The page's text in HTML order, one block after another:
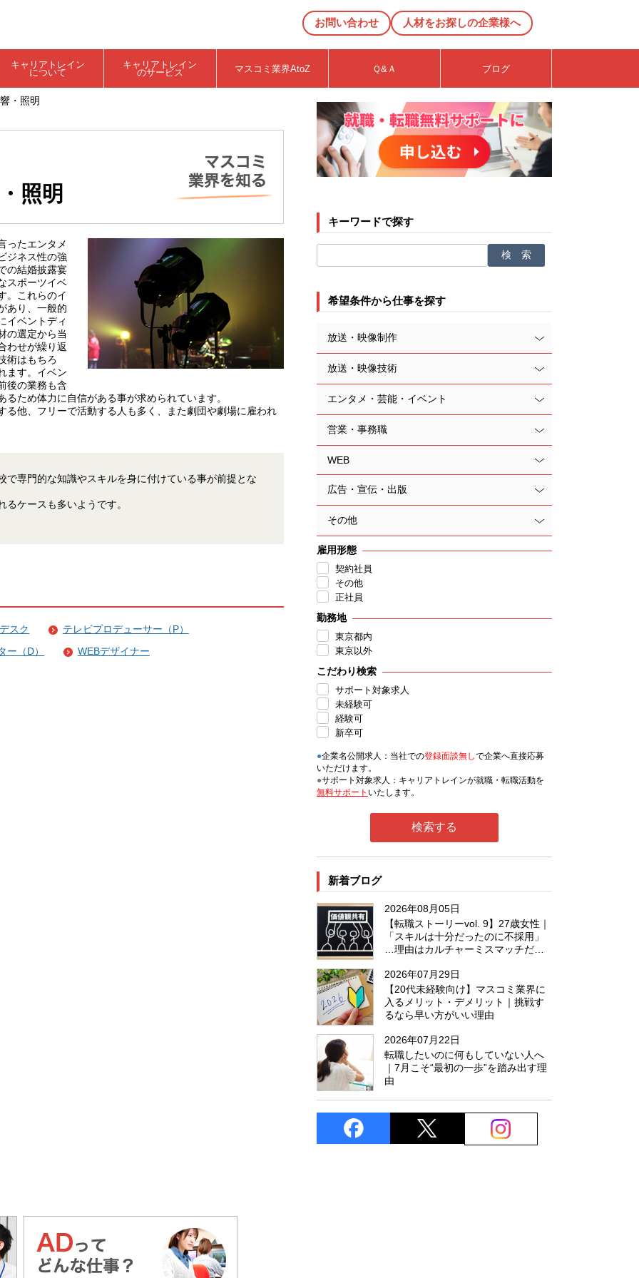
お問い合わせ 人材をお探しの企業様へ
キャリアトレイン
について
キャリアトレイン
のサービス マスコミ業界AtoZ Ｑ&Ａ ブログ
・照明
照明
ったエンタメ
ジネス性の強
の結婚披露宴
スポーツイベ
。これらのイ
あり、一般的
イベントディ
の選定から当
わせが繰り返
術はもちろ
ます。イベン
後の業務も含
ため体力に自信がある事が求められています。
る他、フリーで活動する人も多く、また劇団や劇場に雇われ
で専門的な知識やスキルを身に付けている事が前提とな
ケースも多いようです。
スク
テレビプロデューサー（P）
ー（D） WEBデザイナー
キーワードで探す
希望条件から仕事を探す
放送・映像制作
放送・映像技術
エンタメ・芸能・イベント
営業・事務職
WEB
広告・宣伝・出版
その他
雇用形態
契約社員
その他
正社員
勤務地
東京都内
東京以外
こだわり検索
サポート対象求人
未経験可
経験可
新卒可
●企業名公開求人：当社での登録面談無しで企業へ直接応募
いただけます。
●サポート対象求人：キャリアトレインが就職・転職活動を
無料サポート いたします。
新着ブログ
2026年08月05日
【転職ストーリーvol. 9】27歳女性｜
「スキルは十分だったのに不採用」
…理由はカルチャーミスマッチだっ
2026年07月29日
【20代未経験向け】マスコミ業界に
入るメリット・デメリット｜挑戦す
るなら早い方がいい理由
2026年07月22日
転職したいのに何もしていない人へ
｜7月こそ“最初の一歩”を踏み出す理
由